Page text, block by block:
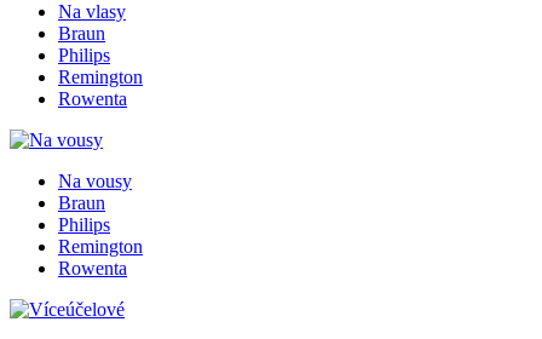
Na vlasy
Braun
Philips
Remington
Rowenta
Na vousy
Braun
Philips
Remington
Rowenta